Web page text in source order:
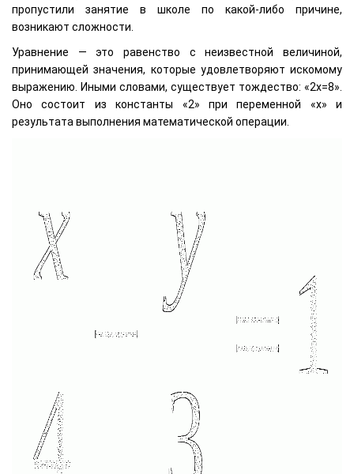
пропустили занятие в школе по какой-либо причине,
возникают сложности.
Уравнение — это равенство с неизвестной величиной,
принимающей значения, которые удовлетворяют искомому
выражению. Иными словами, существует тождество: «2x=8».
Оно состоит из константы «2» при переменной «x» и
результата выполнения математической операции.